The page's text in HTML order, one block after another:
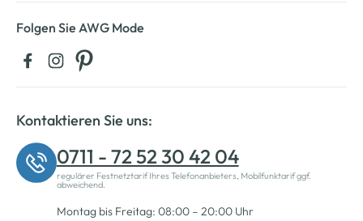
Folgen Sie AWG Mode
Kontaktieren Sie uns:
0711 - 72 52 30 42 04
regulärer Festnetztarif Ihres Telefonanbieters, Mobilfunktarif ggf.
abweichend.
Montag bis Freitag: 08:00 – 20:00 Uhr